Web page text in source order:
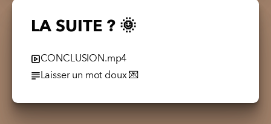
LA SUITE ? 🌞
CONCLUSION.mp4
Laisser un mot doux 💌